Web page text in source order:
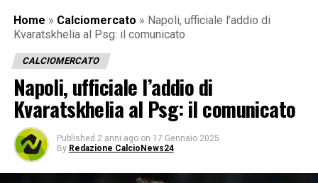
Home » Calciomercato » Napoli, ufficiale l’addio di
Kvaratskhelia al Psg: il comunicato
CALCIOMERCATO
Napoli, ufficiale l’addio di
Kvaratskhelia al Psg: il comunicato
Published 2 anni ago on 17 Gennaio 2025
By Redazione CalcioNews24